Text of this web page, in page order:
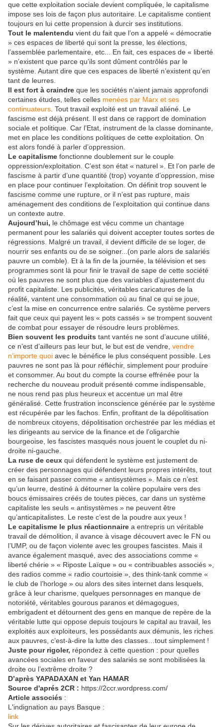
que cette exploitation sociale devient compliquée, le capitalisme
impose ses lois de façon plus autoritaire. Le capitalisme contient
toujours en lui cette propension à durcir ses institutions.
Tout le malentendu vient du fait que l’on a appelé « démocratie
» ces espaces de liberté qui sont la presse, les élections,
l’assemblée parlementaire, etc... En fait, ces espaces de « liberté
» n’existent que parce qu’ils sont dûment contrôlés par le
système. Autant dire que ces espaces de liberté n’existent qu’en
tant de leurres.
Il est fort à craindre que les sociétés n’aient jamais approfondi
certaines études, telles celles menées par Marx et ses
continuateurs . Tout travail exploité est un travail aliéné. Le
fascisme est déjà présent. Il est dans ce rapport de domination
sociale et politique. Car l’Etat, instrument de la classe dominante,
met en place les conditions politiques de cette exploitation. On
est alors fondé à parler d’oppression.
Le capitalisme fonctionne doublement sur le couple
oppression/exploitation. C’est son état « naturel ». Et l’on parle de
fascisme à partir d’une quantité (trop) voyante d’oppression, mise
en place pour continuer l’exploitation. On définit trop souvent le
fascisme comme une rupture, or il n’est pas rupture, mais
aménagement des conditions de l’exploitation qui continue dans
un contexte autre.
Aujourd’hui, le chômage est vécu comme un chantage
permanent pour les salariés qui doivent accepter toutes sortes de
régressions. Malgré un travail, il devient difficile de se loger, de
nourrir ses enfants ou de se soigner...(on parle alors de salariés
pauvre un comble). Et à la fin de la journée, la télévision et ses
programmes sont là pour finir le travail de sape de cette société
où les pauvres ne sont plus que des variables d’ajustement du
profit capitaliste. Les publicités, véritables caricatures de la
réalité, vantent une consommation où au final ce qui se joue,
c’est la mise en concurrence entre salariés. Ce système pervers
fait que ceux qui payent les « pots cassés » se trompent souvent
de combat pour essayer de résoudre leurs problèmes.
Bien souvent les produits tant vantés ne sont d’aucune utilité,
ce n’est d’ailleurs pas leur but, le but est de vendre, vendre
n’importe quoi avec le bénéfice le plus conséquent possible. Les
pauvres ne sont pas là pour réfléchir, simplement pour produire
et consommer. Au bout du compte la course effrénée pour la
recherche du nouveau produit présenté comme indispensable,
ne nous rend pas plus heureux et accentue un mal être
généralisé. Cette frustration inconscience générée par le système
est récupérée par les fachos. Enfin, profitant de la dépolitisation
de nombreux citoyens, dépolitisation orchestrée par les médias et
les dirigeants au service de la finance et de l’oligarchie
bourgeoise, les fascistes masqués nous jouent le couplet du ni-
droite ni-gauche.
La ruse de ceux qui défendent le système est justement de
créer des personnages qui défendent leurs propres intérêts, tout
en se faisant passer comme « antisystèmes ». Mais ce n’est
qu’un leurre, destiné à détourner la colère populaire vers des
boucs émissaires créés de toutes pièces, car dans un système
capitaliste les seuls « antisystèmes » ne peuvent être
qu’anticapitalistes. Le reste c’est de la poudre aux yeux !
Le capitalisme le plus réactionnaire a entrepris un véritable
travail de démolition, il avance à visage découvert avec le FN ou
l’UMP, ou de façon violente avec les groupes fascistes. Mais il
avance également masqué, avec des associations comme «
liberté chérie » « Riposte Laïque » ou « contribuables associés »,
des radios comme « radio courtoisie », des think-tank comme «
le club de l’horloge » ou alors des sites internet dans lesquels,
grâce à leur charisme, quelques personnages en manque de
notoriété, véritables gourous paranos et démagogues,
embrigadent et détournent des gens en manque de repère de la
véritable lutte qui oppose depuis toujours le capital au travail, les
exploités aux exploiteurs, les possédants aux démunis, les riches
aux pauvres, c’est-à-dire la lutte des classes…tout simplement !
Juste pour rigoler, répondez à cette question : pour quelles
avancées sociales en faveur des salariés se sont mobilisées la
droite ou l’extrême droite ?
D’après YAPADAXAN et Yan HAMAR
Source d'aprés 2CR : https://2ccr.wordpress.com/
Article associés :
L'indignation au pays Basque :
link